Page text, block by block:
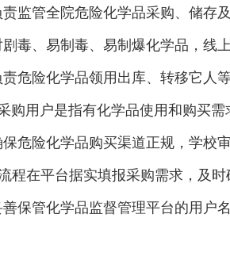
责监管全院危险化学品采购、储存
剧毒、易制毒、易制爆化学品，线
责危险化学品领用出库、转移它人
购用户是指有化学品使用和购买需
保危险化学品购买渠道正规，学校
程在平台据实填报采购需求，及
善保管化学品监督管理平台的用户